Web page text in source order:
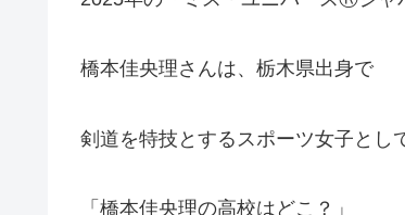
橋本佳央理さんは、栃木県出身で
剣道を特技とするスポーツ女子とし
「橋本佳央理の高校はどこ？」